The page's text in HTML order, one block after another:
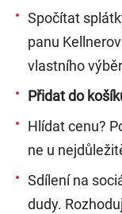
Spočítat
panu
vlastního
Přidat do
Hlídat cenu?
ne u
Sdílení na
dudy.